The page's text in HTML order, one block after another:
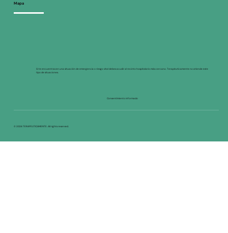
Mapa
Si te encuentras en una situación de emergencia o riesgo vital debes acudir al recinto hospitalario más cercano. Terapéuticamente no atiende este
tipo de situaciones.
© 2026 TERAPEUTICAMENTE. All rights reserved.
Consentimiento informado